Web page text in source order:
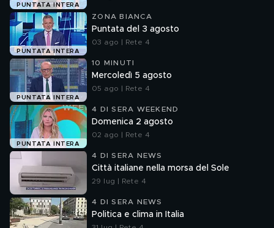
PUNTATA INTERA
PUNTATA INTERA
ZONA BIANCA
Puntata del 3 agosto
03 ago | Rete 4
PUNTATA INTERA
10 MINUTI
Mercoledì 5 agosto
05 ago | Rete 4
PUNTATA INTERA
4 DI SERA WEEKEND
Domenica 2 agosto
02 ago | Rete 4
4 DI SERA NEWS
Città italiane nella morsa del Sole
29 lug | Rete 4
4 DI SERA NEWS
Politica e clima in Italia